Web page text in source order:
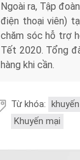
Ngoài ra, Tập
điện thoại viên)
chăm sóc hỗ trợ
Tết 2020. Tổng
hàng khi cần.
Từ khóa:
Khuyến mại